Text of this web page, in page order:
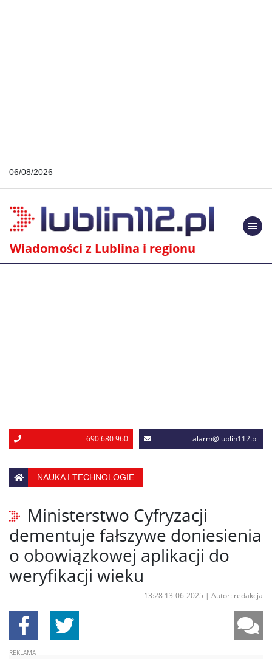
06/08/2026
Wiadomości z Lublina i regionu
690 680 960 alarm@lublin112.pl
NAUKA I TECHNOLOGIE
Ministerstwo Cyfryzacji
dementuje fałszywe doniesienia
o obowiązkowej aplikacji do
weryfikacji wieku
13:28 13-06-2025 | Autor: redakcja